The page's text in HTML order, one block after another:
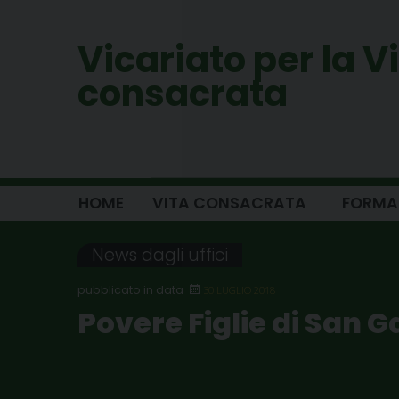
Vicariato per la
consacrata
HOME VITA CONSACRATA
News dagli uffici
Povere Figlie di San